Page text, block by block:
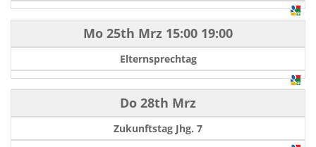
Mo 25th Mrz 15:00 19:00
Elternsprechtag
Do 28th Mrz
Zukunftstag Jhg. 7